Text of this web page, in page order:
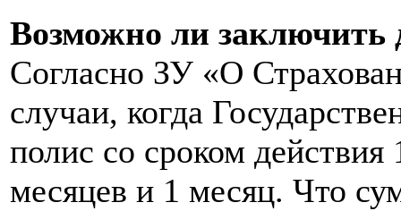
Возможно ли заключить
Согласно ЗУ «О
случаи, когда
полис со сроком
месяцев и 1 месяц. Что